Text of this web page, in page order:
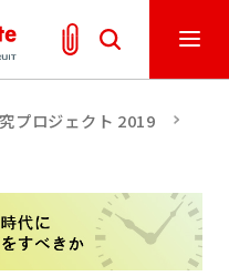
プロジェクト 2019